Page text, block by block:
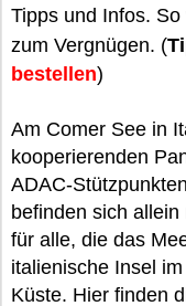
Tipps und Infos.
zum Vergnügen. (
bestellen)
Am Comer See in
kooperierenden
ADAC-
befinden sich
für alle, die das
italienische Insel
Küste. Hier finden